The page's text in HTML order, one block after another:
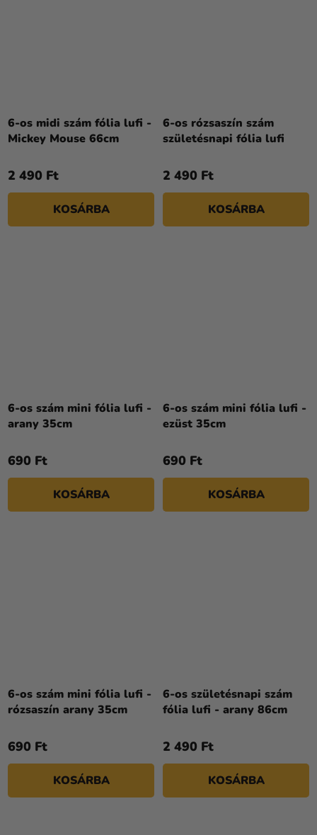
6-os midi szám fólia lufi -
Mickey Mouse 66cm
2 490 Ft
KOSÁRBA
6-os rózsaszín szám
születésnapi fólia lufi
2 490 Ft
KOSÁRBA
6-os szám mini fólia lufi -
arany 35cm
690 Ft
KOSÁRBA
6-os szám mini fólia lufi -
ezüst 35cm
690 Ft
KOSÁRBA
6-os szám mini fólia lufi -
rózsaszín arany 35cm
690 Ft
KOSÁRBA
6-os születésnapi szám
fólia lufi - arany 86cm
2 490 Ft
KOSÁRBA